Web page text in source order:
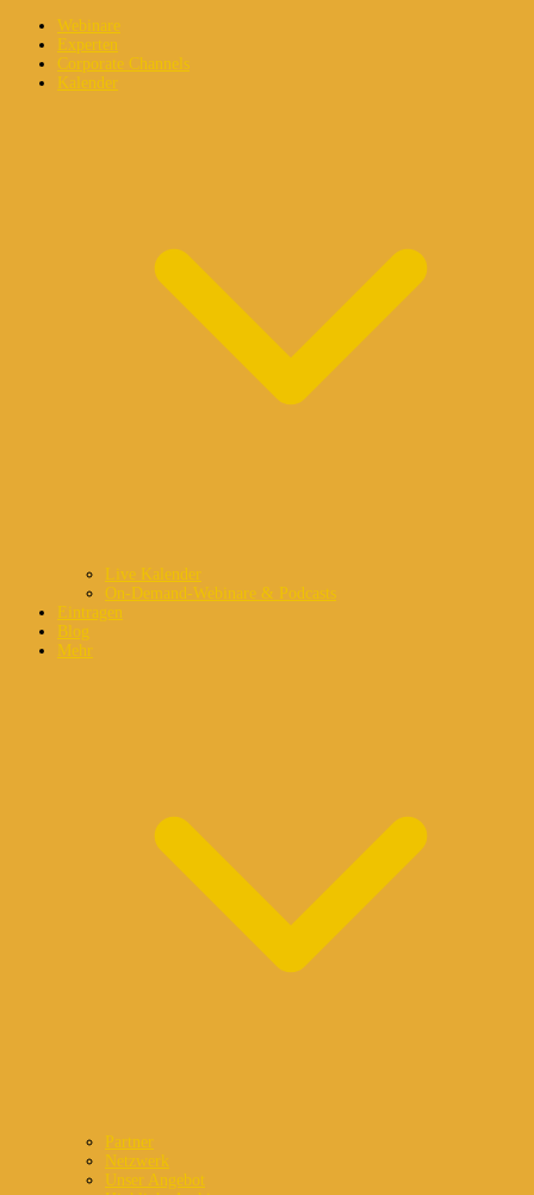
Webinare
Experten
Corporate Channels
Kalender
Live Kalender
On-Demand-Webinare & Podcasts
Eintragen
Blog
Mehr
Partner
Netzwerk
Unser Angebot